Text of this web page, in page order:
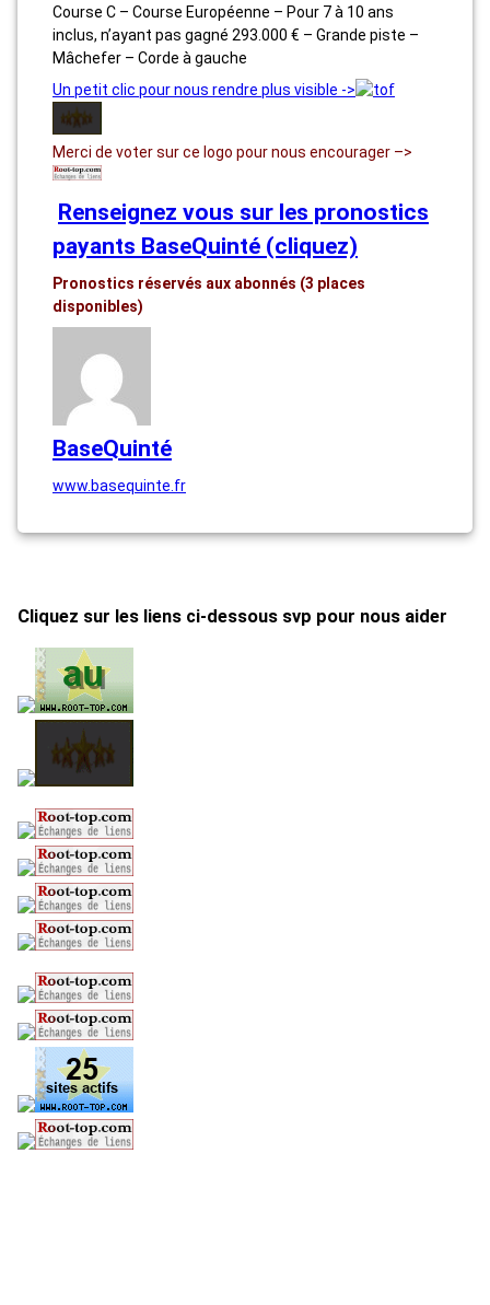
Course C – Course Européenne – Pour 7 à 10 ans
inclus, n’ayant pas gagné 293.000 € – Grande piste –
Mâchefer – Corde à gauche
Un petit clic pour nous rendre plus visible ->
Merci de voter sur ce logo pour nous encourager –>
Renseignez vous sur les pronostics
payants BaseQuinté (cliquez)
Pronostics réservés aux abonnés (3 places
disponibles)
BaseQuinté
www.basequinte.fr
Cliquez sur les liens ci-dessous svp pour nous aider